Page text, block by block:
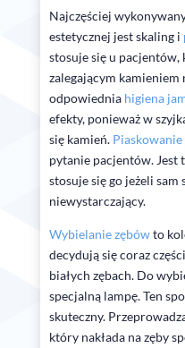
Najczęściej
estetycznej jest skaling i
stosuje się u
zalegającym
odpowiednia higiena
efekty, ponieważ w
się kamień.
pytanie pacjentów. Jest
stosuje się go jeżeli sam
niewystarczający.
Wybielanie zębówto
decydują się coraz
białych zębach. Do
specjalną lampę. Ten
skuteczny.
który nakłada na zęby